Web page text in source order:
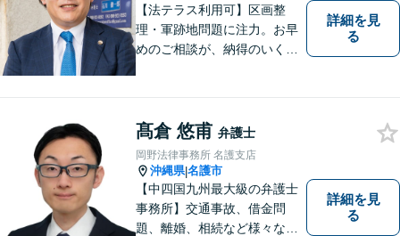
【法テラス利用可】区画整
理・軍跡地問題に注力。お早
めのご相談が、納得のいく解
代理人として全力でサポート
します【分割払い可】【休日
夜間対応】【駐車場あり】
詳細を見
る
髙倉 悠甫 弁護士
岡野法律事務所 名護支店
沖縄県|名護市
【中四国九州最大級の弁護士
事務所】交通事故、借金問
題、離婚、相続など様々な問
詳細を見
る